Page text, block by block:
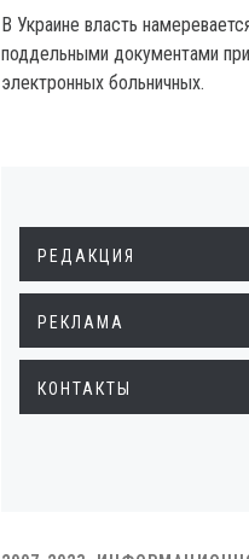
В Украине власть
поддельными документами
электронных больничных.
РЕДАКЦИЯ
РЕКЛАМА
КОНТАКТЫ